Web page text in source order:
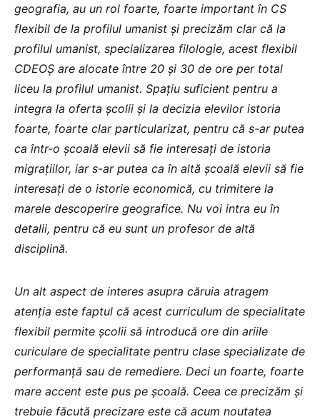
geografia, au un rol foarte, foarte important în CS
flexibil de la profilul umanist și precizăm clar că la
profilul umanist, specializarea filologie, acest flexibil
CDEOȘ are alocate între 20 și 30 de ore per total
liceu la profilul umanist. Spațiu suficient pentru a
integra la oferta școlii și la decizia elevilor istoria
foarte, foarte clar particularizat, pentru că s-ar putea
ca într-o școală elevii să fie interesați de istoria
migrațiilor, iar s-ar putea ca în altă școală elevii să fie
interesați de o istorie economică, cu trimitere la
marele descoperire geografice. Nu voi intra eu în
detalii, pentru că eu sunt un profesor de altă
disciplină.
Un alt aspect de interes asupra căruia atragem
atenția este faptul că acest curriculum de specialitate
flexibil permite școlii să introducă ore din ariile
curiculare de specialitate pentru clase specializate de
performanță sau de remediere. Deci un foarte, foarte
mare accent este pus pe școală. Ceea ce precizăm și
trebuie făcută precizare este că acum noutatea